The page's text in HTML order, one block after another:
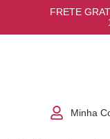
FRETE
Minha